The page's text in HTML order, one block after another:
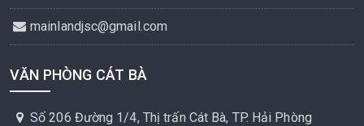
mainlandjsc@gmail.com
VĂN PHÒNG CÁT BÀ
Số 206 Đường 1/4, Thị trấn Cát Bà, TP. Hải Phòng